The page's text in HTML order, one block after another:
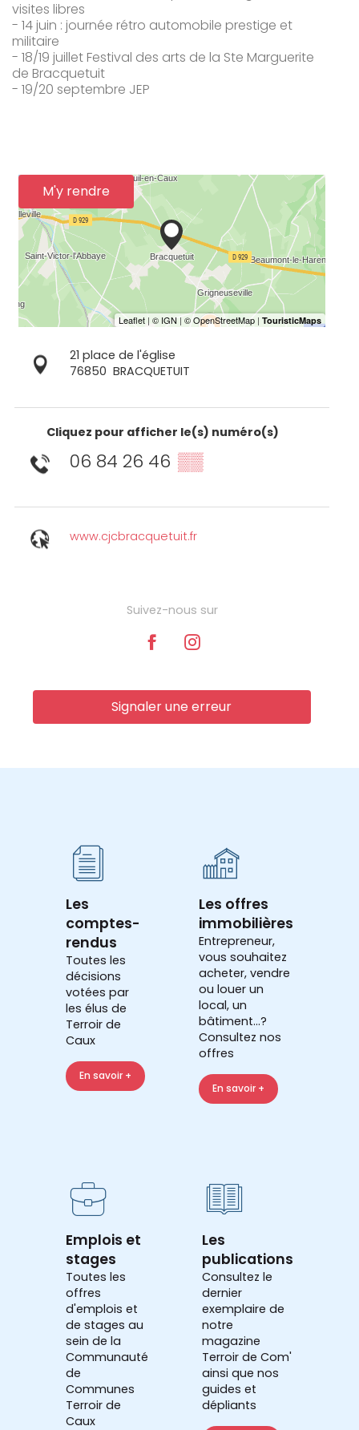
visites libres
- 14 juin : journée rétro automobile prestige et
militaire
- 18/19 juillet Festival des arts de la Ste Marguerite
de Bracquetuit
- 19/20 septembre JEP
M'y rendre
21 place de l'église
76850 BRACQUETUIT
Cliquez pour afficher le(s) numéro(s)
06 84 26 46 ▒▒
www.cjcbracquetuit.fr
Suivez-nous sur
Signaler une erreur
Les
comptes-
rendus
Toutes les
décisions
votées par
les élus de
Terroir de
Caux
En savoir +
Les offres
immobilières
Entrepreneur,
vous souhaitez
acheter, vendre
ou louer un
local, un
bâtiment...?
Consultez nos
offres
En savoir +
Emplois et
stages
Toutes les
offres
d'emplois et
de stages au
sein de la
Communauté
de
Communes
Terroir de
Caux
Les
publications
Consultez le
dernier
exemplaire de
notre
magazine
Terroir de Com'
ainsi que nos
guides et
dépliants